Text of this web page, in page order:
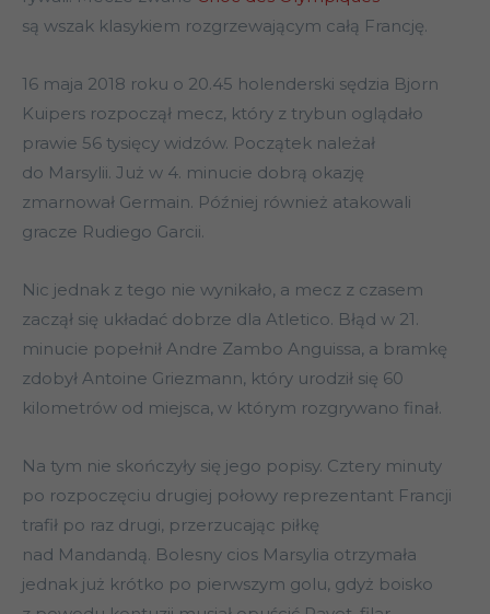
są wszak klasykiem rozgrzewającym całą Francję.
16 maja 2018 roku o 20.45 holenderski sędzia Bjorn
Kuipers rozpoczął mecz, który z trybun oglądało
prawie 56 tysięcy widzów. Początek należał
do Marsylii. Już w 4. minucie dobrą okazję
zmarnował Germain. Później również atakowali
gracze Rudiego Garcii.
Nic jednak z tego nie wynikało, a mecz z czasem
zaczął się układać dobrze dla Atletico. Błąd w 21.
minucie popełnił Andre Zambo Anguissa, a bramkę
zdobył Antoine Griezmann, który urodził się 60
kilometrów od miejsca, w którym rozgrywano finał.
Na tym nie skończyły się jego popisy. Cztery minuty
po rozpoczęciu drugiej połowy reprezentant Francji
trafił po raz drugi, przerzucając piłkę
nad Mandandą. Bolesny cios Marsylia otrzymała
jednak już krótko po pierwszym golu, gdyż boisko